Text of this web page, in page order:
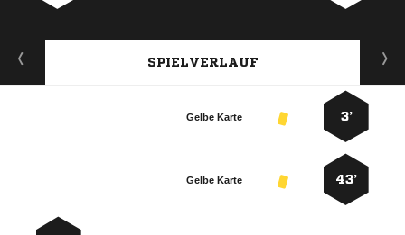
SPIELVERLAUF
3’
Gelbe Karte
43’
Gelbe Karte